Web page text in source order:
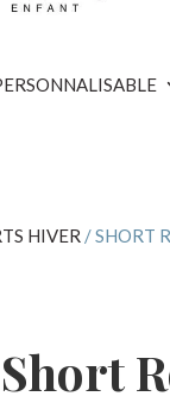
HIVER / SHORT
Short